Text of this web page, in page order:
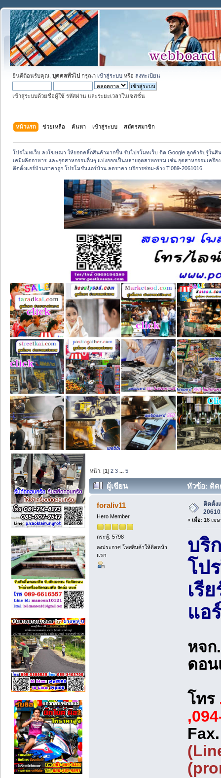
ยินดีต้อนรับคุณ, บุคคลทั่วไป กรุณา เข้าสู่ระบบ หรือ ลงทะเบียน
เข้าสู่ระบบด้วยชื่อผู้ใช้ รหัสผ่าน และระยะเวลาในเซสชั่น
หน้าแรก ช่วยเหลือ ค้นหา เข้าสู่ระบบ สมัครสมาชิก
โปรโมทเว็บ ลงโฆษณา ให้ยอดคลิ๊กสินค้ามากขึ้น รับโปรโมทเว็บ ติด Google ลูกค้ารับรู้ใน
เคมีผลิตอาหาร และอุตสาหกรรมอื่นๆ แบ่งออกเป็นหลายอุตสาหกรรม เช่น อุตสาหกรรมเครื่
ติดตั้งแอร์บ้านราคาถูก โปรโมชั่นแอร์บ้าน ลดราคา บริการซ่อม-ล้าง T:089-2061016.
หน้า: [1]2 3 ...5
ผู้เขียน หัวข้อ: ติด
foraliv11
Hero Member
กระทู้: 5798
ลงประกาศ โพสสินค้าให้ติดหน้า
แรก
ติดตั้ง
« เมื่อ: 16 เม
บริ
โป
เรีย
แอ
หจก
ดอน
โทร